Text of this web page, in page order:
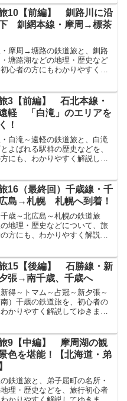
が素晴らしい眺めになりま
、厚岸駅あっけし...
10【前編】 釧路川に沿
釧網本線・摩周→標茶
摩周→塘路の鉄道旅と、釧路
塘路湖などの地理・歴史など
心者の方にもわかりやすく解
ゆおんせんえきを出ると、釧
て、美留和駅び...
3【前編】 石北本線・
軽 「白滝」のエリアを
！
白滝～遠軽の鉄道旅と、白滝
よばれる駅群の歴史などを、
にも、わかりやすく解説して
ら約40分、とても長い移動距
やがて白滝...
16（最終回）千歳線・千
島→札幌 札幌へ到着！
歳～北広島～札幌の鉄道旅
地理・歴史などについて、旅
方にも、わかりやすく解説し
ちとせえき（北海道千歳市）
した。今回は千歳駅...
15【後編】 石勝線・新
張→南千歳、千歳へ
得～トマム～占冠～新夕張～
）千歳の鉄道旅を、初心者の
かりやすく解説してゆきま
せきしょうせんでトマム占冠
新夕張しんゆう...
9【中編】 摩周湖の観
色を堪能！【北海道・弟
鉄道旅と、弟子屈町の名所・
理・歴史などを、旅行初心者